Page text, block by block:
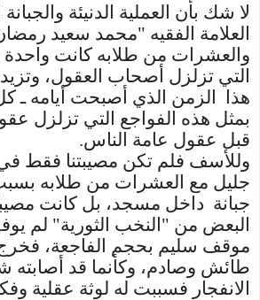
لا شك بأن العملية الدنيئة
العلامة الفقيه "محمد سعيد
والعشرات من طلابه كانت واحدة
التي تزلزل أصحاب العقول،
هذا الزمن الذي أصبحت أيامه ـ
بمثل هذه الفواجع التي تزلزل
قبل عقول عامة الناس.
وللأسف فلم تكن مصيبتنا فقط
جليل مع العشرات من طلابه بسبب
جبانة داخل مسجد، بل كانت
البعض من "النخب الثورية" لم
موقف سليم بحجم الفاجعة،
طائش وصادم، وكأنما قد
الانفجار فسببت له لوثة عقلية